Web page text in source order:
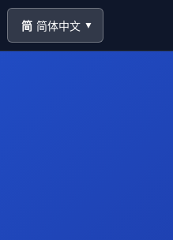
简 简体中文 ▼